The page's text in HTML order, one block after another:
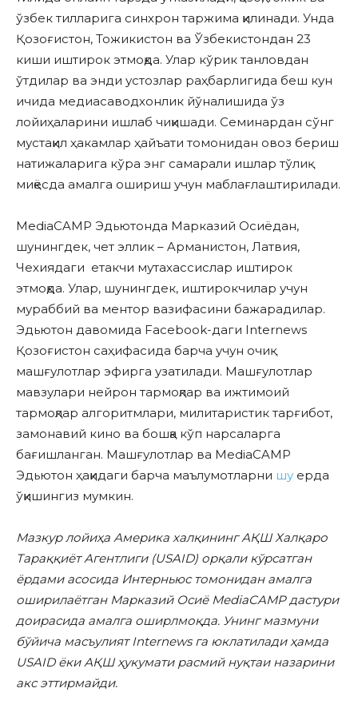
ўзбек тилларига синхрон таржима қилинади. Унда
Қозоғистон, Тожикистон ва Ўзбекистондан 23
киши иштирок этмоқда. Улар кўрик танловдан
ўтдилар ва энди устозлар раҳбарлигида беш кун
ичида медиасаводхонлик йўналишида ўз
лойиҳаларини ишлаб чиқишади. Семинардан сўнг
мустақил ҳакамлар ҳайъати томонидан овоз бериш
натижаларига кўра энг самарали ишлар тўлиқ
миқёсда амалга ошириш учун маблағлаштирилади.
MediaCAMP Эдьютонда Марказий Осиёдан,
шунингдек, чет эллик – Aрманистон, Латвия,
Чехиядаги етакчи мутахассислар иштирок
этмоқда. Улар, шунингдек, иштирокчилар учун
мураббий ва ментор вазифасини бажарадилар.
Эдьютон давомида Facebook-даги Internews
Қозоғистон саҳифасида барча учун очиқ
машғулотлар эфирга узатилади. Машғулотлар
мавзулари нейрон тармоқлар ва ижтимоий
тармоқлар алгоритмлари, милитаристик тарғибот,
замонавий кино ва бошқа кўп нарсаларга
бағишланган. Машғулотлар ва MediaCAMP
Эдьютон ҳақидаги барча маълумотларни шу ерда
ўқишингиз мумкин.
Мазкур лойиҳа Америка халқининг АҚШ Халқаро
Тараққиёт Агентлиги (USAID) орқали кўрсатган
ёрдами асосида Интерньюс томонидан амалга
оширилаётган Марказий Осиё MediaCAMP дастури
доирасида амалга оширлмоқда. Унинг мазмуни
бўйича масъулият Internews га юклатилади ҳамда
USAID ёки АҚШ ҳукумати расмий нуқтаи назарини
акс эттирмайди.